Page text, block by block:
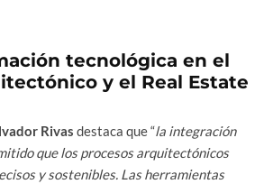
tecnológica en el
y el Real Estate
Rivas destaca que “la integración
que los procesos arquitectónicos
y sostenibles. Las herramientas